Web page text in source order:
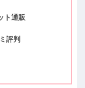
ト通販
評判